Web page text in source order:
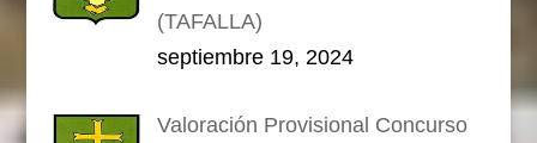
(TAFALLA)
septiembre 19, 2024
Valoración Provisional Concurso